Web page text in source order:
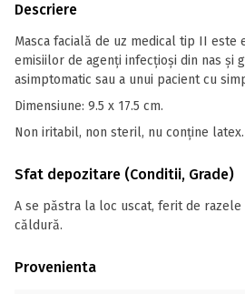
Descriere
Masca facială de uz medical tip II este
emisiilor de agenți infecțioși din nas și
asimptomatic sau a unui pacient cu
Dimensiune: 9.5 x 17.5 cm.
Non iritabil, non steril, nu conține latex.
Sfat depozitare (Conditii, Grade)
A se păstra la loc uscat, ferit de
căldură.
Provenienta